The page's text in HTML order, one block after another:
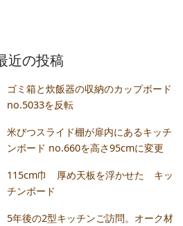
近の投稿
ゴミ箱と炊飯器の収納のカップボード
no.5033を反転
米びつスライド棚が扉内にあるキッチ
ンボード no.660を高さ95cmに変更
115cm巾 厚め天板を浮かせた キッ
チンボード
5年後の2型キッチンご訪問。オーク材